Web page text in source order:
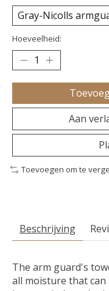
Hoeveelheid:
Aan
Toevoegen om te
Beschrijving
The arm guard's
all moisture that